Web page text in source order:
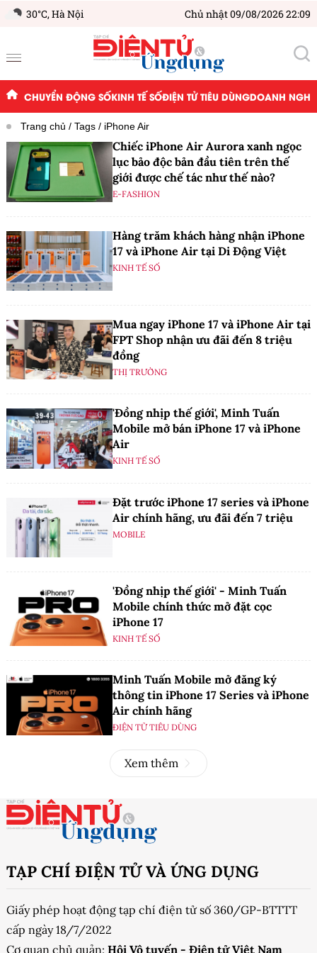
30°C,Hà Nội Chủ nhật 09/08/2026 22:09
CHUYỂN ĐỘNG SỐKINH TẾ SỐĐIỆN TỬ TIÊU DÙNGDOANH
Trang chủ Tags iPhone Air
Chiếc iPhone Air Aurora xanh ngọc
lục bảo độc bản đầu tiên trên thế
giới được chế tác như thế nào?
E-FASHION
Hàng trăm khách hàng nhận iPhone
17 và iPhone Air tại Di Động Việt
KINH TẾ SỐ
Mua ngay iPhone 17 và iPhone Air tại
FPT Shop nhận ưu đãi đến 8 triệu
đồng
THỊ TRƯỜNG
'Đồng nhịp thế giới', Minh Tuấn
Mobile mở bán iPhone 17 và iPhone
Air
KINH TẾ SỐ
Đặt trước iPhone 17 series và iPhone
Air chính hãng, ưu đãi đến 7 triệu
MOBILE
'Đồng nhịp thế giới' - Minh Tuấn
Mobile chính thức mở đặt cọc
iPhone 17
KINH TẾ SỐ
Minh Tuấn Mobile mở đăng ký
thông tin iPhone 17 Series và iPhone
Air chính hãng
ĐIỆN TỬ TIÊU DÙNG
Xem thêm
TẠP CHÍ ĐIỆN TỬ VÀ ỨNG DỤNG
Giấy phép hoạt động tạp chí điện tử số 360/GP-BTTTT
cấp ngày 18/7/2022
Cơ quan chủ quản: Hội Vô tuyến - Điện tử Việt Nam